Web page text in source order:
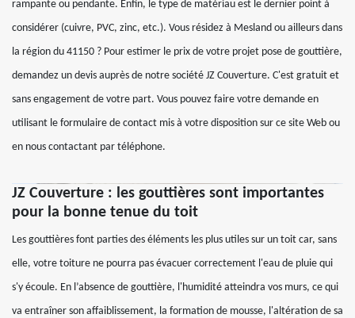
rampante ou pendante. Enfin, le type de matériau est le dernier point à
considérer (cuivre, PVC, zinc, etc.). Vous résidez à Mesland ou ailleurs dans
la région du 41150 ? Pour estimer le prix de votre projet pose de gouttière,
demandez un devis auprès de notre société JZ Couverture. C'est gratuit et
sans engagement de votre part. Vous pouvez faire votre demande en
utilisant le formulaire de contact mis à votre disposition sur ce site Web ou
en nous contactant par téléphone.
JZ Couverture : les gouttières sont importantes
pour la bonne tenue du toit
Les gouttières font parties des éléments les plus utiles sur un toit car, sans
elle, votre toiture ne pourra pas évacuer correctement l'eau de pluie qui
s'y écoule. En l’absence de gouttière, l'humidité atteindra vos murs, ce qui
va entraîner son affaiblissement, la formation de mousse, l'altération de sa